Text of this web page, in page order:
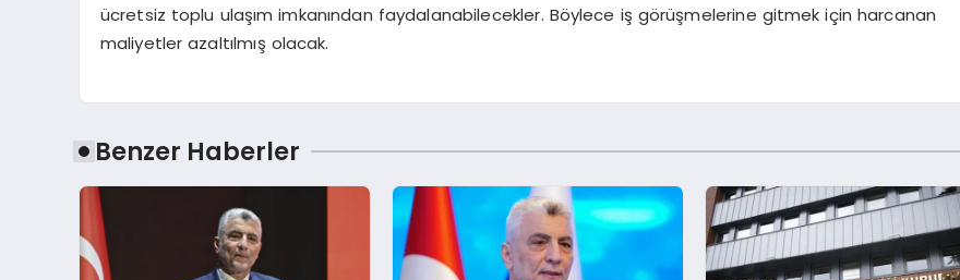
ücretsiz toplu ulaşım imkanından faydalanabilecekler. Böylece iş görüşmelerine gitmek için harcanan
maliyetler azaltılmış olacak.
Benzer Haberler